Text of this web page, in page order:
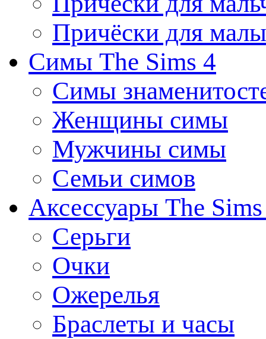
Причёски для
Симы The Sims 4
Симы
Женщины симы
Мужчины симы
Семьи симов
Аксессуары The
Серьги
Очки
Ожерелья
Браслеты и часы